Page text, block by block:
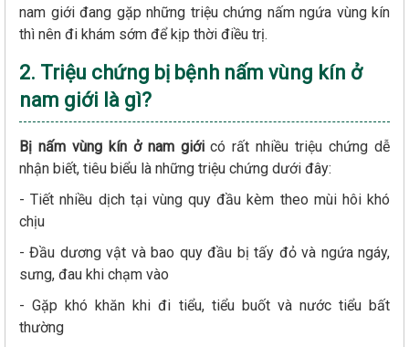
nam giới đang gặp những triệu chứng nấm ngứa vùng kín
thì nên đi khám sớm để kịp thời điều trị.
2. Triệu chứng bị bệnh nấm vùng kín ở
nam giới là gì?
Bị nấm vùng kín ở nam giớicó rất nhiều triệu chứng dễ
nhận biết, tiêu biểu là những triệu chứng dưới đây:
- Tiết nhiều dịch tại vùng quy đầu kèm theo mùi hôi khó
chịu
- Đầu dương vật và bao quy đầu bị tấy đỏ và ngứa ngáy,
sưng, đau khi chạm vào
- Gặp khó khăn khi đi tiểu, tiểu buốt và nước tiểu bất
thường